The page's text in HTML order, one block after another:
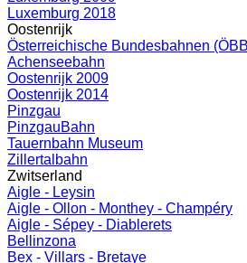
Luxemburg 2018
Oostenrijk
Österreichische Bundesbahnen
Achenseebahn
Oostenrijk 2009
Oostenrijk 2014
Pinzgau
PinzgauBahn
Tauernbahn Museum
Zillertalbahn
Zwitserland
Aigle - Leysin
Aigle - Ollon - Monthey - Champéry
Aigle - Sépey - Diablerets
Bellinzona
Bex - Villars - Bretaye